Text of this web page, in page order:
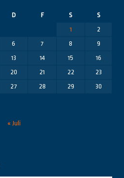
D F S
S
1
2
6 7 8
9
13 14 15
16
20 21 22
23
27 28 29
30
« Juli